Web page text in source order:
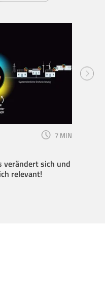
7 MIN
verändert sich und
relevant!